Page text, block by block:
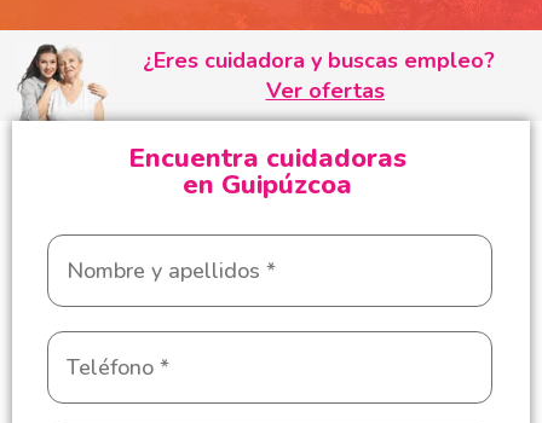
¿Eres cuidadora y buscas empleo?
Ver ofertas
Encuentra cuidadoras
en Guipúzcoa